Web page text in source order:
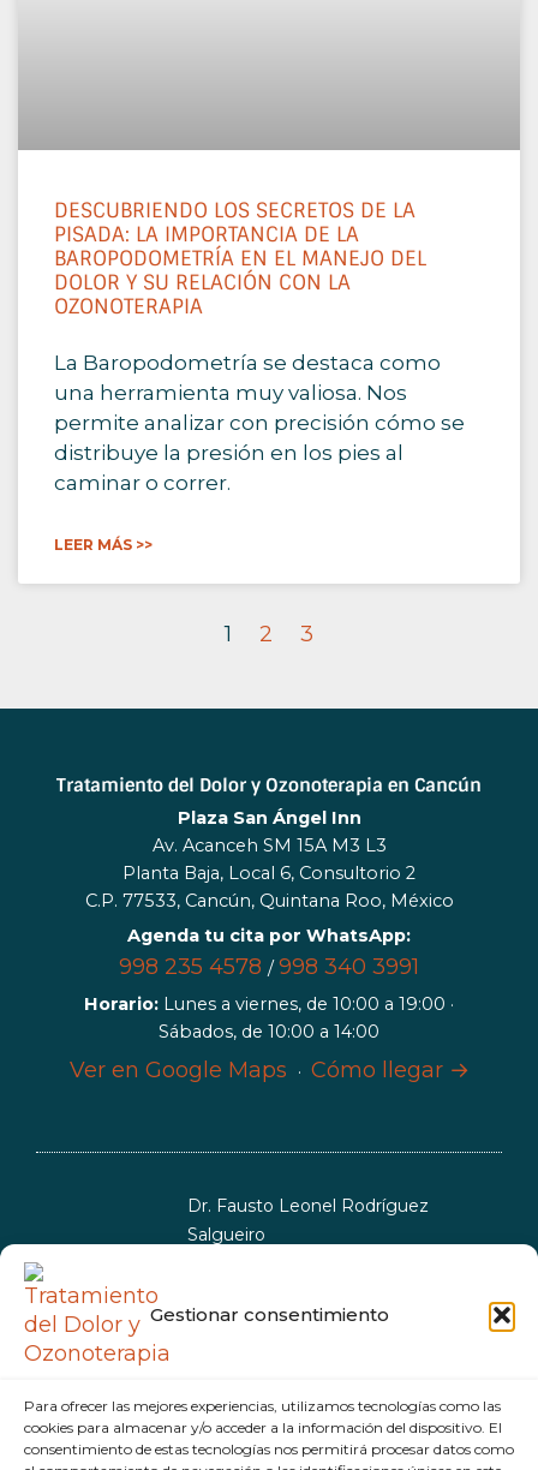
Gestionar consentimiento
Para ofrecer las mejores experiencias, utilizamos tecnologías como las
cookies para almacenar y/o acceder a la información del dispositivo. El
consentimiento de estas tecnologías nos permitirá procesar datos como
DESCUBRIENDO LOS SECRETOS DE LA
PISADA: LA IMPORTANCIA DE LA
BAROPODOMETRÍA EN EL MANEJO DEL
DOLOR Y SU RELACIÓN CON LA
OZONOTERAPIA
La Baropodometría se destaca como
una herramienta muy valiosa. Nos
permite analizar con precisión cómo se
distribuye la presión en los pies al
caminar o correr.
LEER MÁS >>
1 2 3
Tratamiento del Dolor y Ozonoterapia en Cancún
Plaza San Ángel Inn
Av. Acanceh SM 15A M3 L3
Planta Baja, Local 6, Consultorio 2
C.P. 77533, Cancún, Quintana Roo, México
Agenda tu cita por WhatsApp:
998 235 4578 /998 340 3991
Horario: Lunes a viernes, de 10:00 a 19:00 ·
Sábados, de 10:00 a 14:00
Ver en Google Maps · Cómo llegar →
Dr. Fausto Leonel Rodríguez
Salgueiro
CP: 9931680